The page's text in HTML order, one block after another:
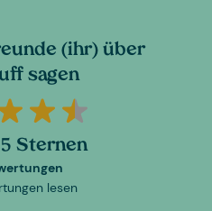
(ihr) über
sagen
Sternen
lesen